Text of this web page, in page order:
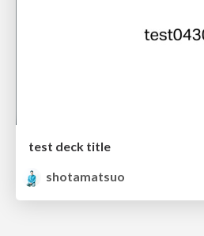
test deck title
shotamatsuo